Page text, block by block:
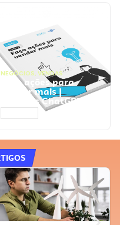
NEGÓCIOS, VENDAS
Faça ações para
vender mais |
Prompts ChatGPT